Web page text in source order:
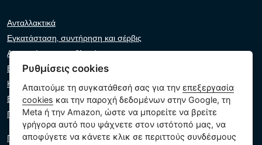
Ανταλλακτικά
Εγκατάσταση, συντήρηση και σέρβις
Αντιμετώπιση προβλημάτων
Εγγυήσεις και αξιώσεις
Κατάλογος λιανοπωλητών
Εικονικός βοηθός
Γράψτε μας
Πολιτική απορρήτου
Ρυθμίσεις cookies
Απαιτούμε τη συγκατάθεσή σας για τηνεπεξεργασία
cookies και την παροχή δεδομένων στην Google, τη
Meta ή την Amazon, ώστε να μπορείτε να βρείτε
γρήγορα αυτό που ψάχνετε στον ιστότοπό μας, να
αποφύγετε να κάνετε κλικ σε περιττούς συνδέσμους